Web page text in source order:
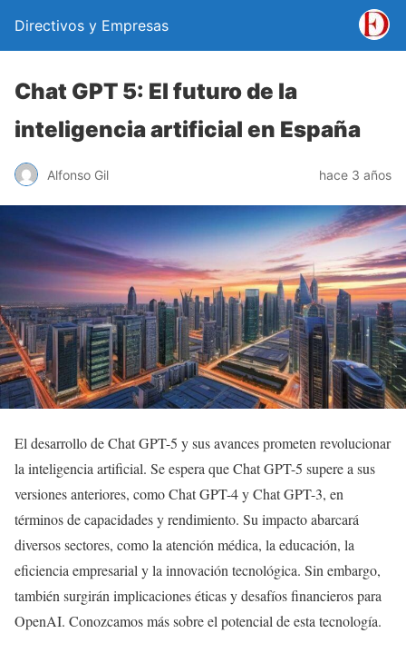
Directivos y Empresas
Chat GPT 5: El futuro de la
inteligencia artificial en España
Alfonso Gil hace 3 años
El desarrollo de Chat GPT-5 y sus avances prometen revolucionar
la inteligencia artificial. Se espera que Chat GPT-5 supere a sus
versiones anteriores, como Chat GPT-4 y Chat GPT-3, en
términos de capacidades y rendimiento. Su impacto abarcará
diversos sectores, como la atención médica, la educación, la
eficiencia empresarial y la innovación tecnológica. Sin embargo,
también surgirán implicaciones éticas y desafíos financieros para
OpenAI. Conozcamos más sobre el potencial de esta tecnología.